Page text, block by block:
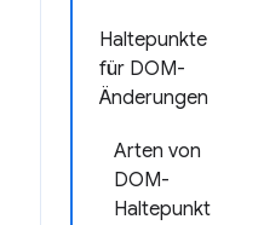
Haltepunkte
für DOM-
Änderungen
Arten von
DOM-
Haltepunkt